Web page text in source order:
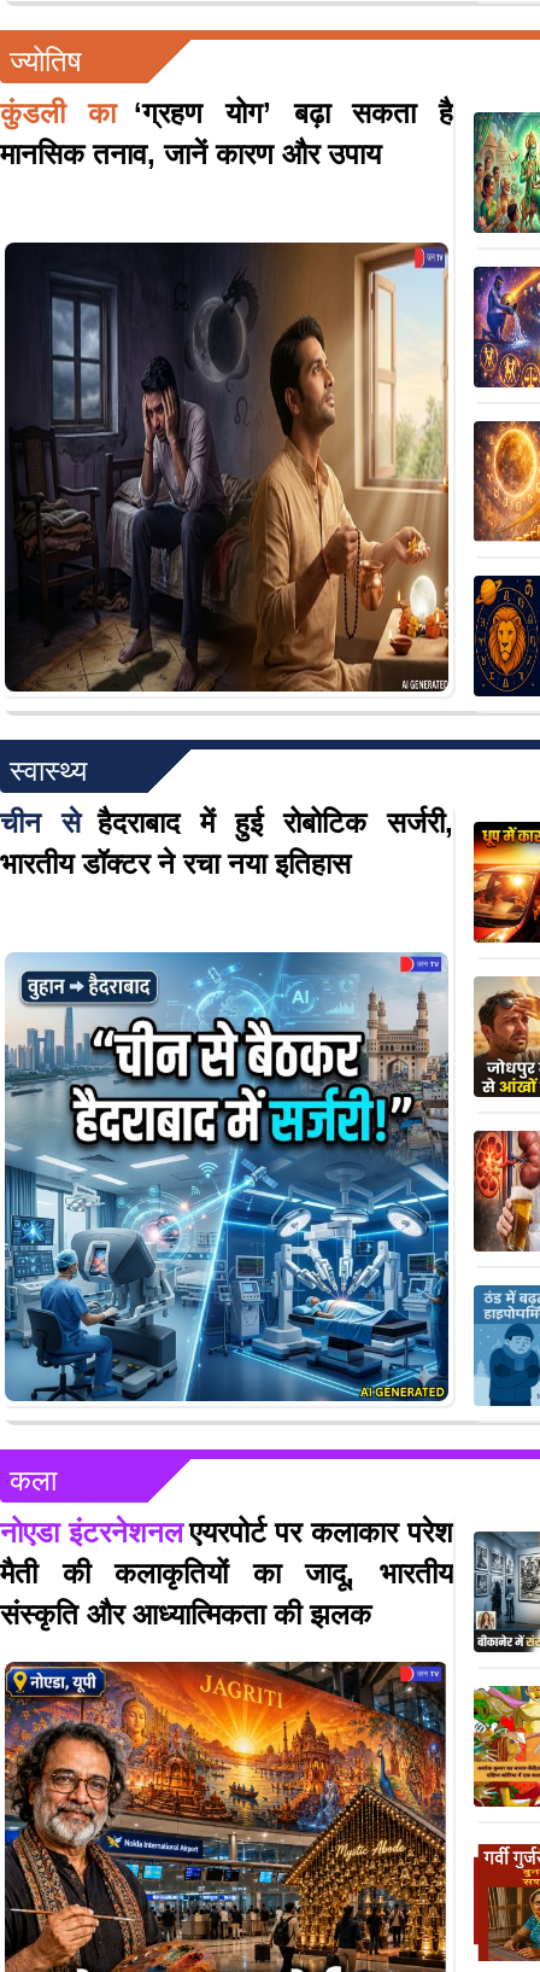
ज्योतिष
कुंडली का
‘ग्रहण योग’ बढ़ा सकता है
मानसिक तनाव, जानें कारण और उपाय
स्वास्थ्य
चीन से हैदराबाद में हुई रोबोटिक सर्जरी,
भारतीय डॉक्टर ने रचा नया इतिहास
कला
नोएडा इंटरनेशनलएयरपोर्ट पर कलाकार परेश
मैती की कलाकृतियों का जादू, भारतीय
संस्कृति और आध्यात्मिकता की झलक